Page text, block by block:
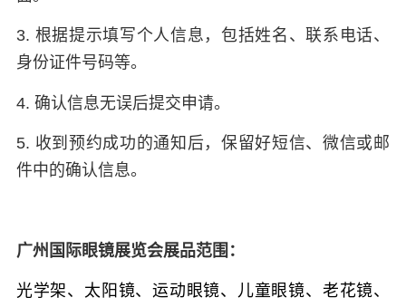
3. 根据提示填写个人信息，包括姓名、联系电话、
身份证件号码等。
4. 确认信息无误后提交申请。
5. 收到预约成功的通知后，保留好短信、微信或邮
件中的确认信息。
广州国际眼镜展览会展品范围：
光学架、太阳镜、运动眼镜、儿童眼镜、老花镜、